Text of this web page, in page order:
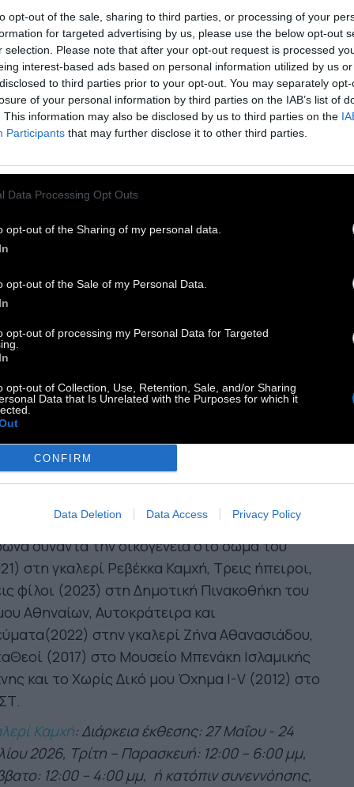
opt-out of the sale, sharing to third parties, or processing of your
for targeted advertising by us, please use the below opt-out
selection. Please note that after your opt-out request is processed
interest-based ads based on personal information utilized by us
to third parties prior to your opt-out. You may separately
of your personal information by third parties on the IAB’s list of
This information may also be disclosed by us to third parties on the
Participants that may further disclose it to other third parties.
Data Processing Opt Outs
opt-out of the Sharing of my personal data.
opt-out of the Sale of my Personal Data.
opt-out of processing my Personal Data for Targeted
opt-out of Collection, Use, Retention, Sale, and/or Sharing
Data that Is Unrelated with the Purposes for which it
CONFIRM
Data Deletion Data Access Privacy Policy
προσκαλώντας τον θεατή σε ένα ταξίδι
και μεταμόρφωσης.
τη διάρκεια της έκθεσης ο καλλιτέχνης θα
ψυχοπορτρέτα επισκεπτών ή/και των
τους!
έκθεσης ο καλλιτέχνης θα ζωγραφίζει
επισκεπτών ή/και των κατοικιδίων
συνεννόησης. Καλέστε στο 210 5233049
Γεωργίου γεννήθηκε στην Αθήνα το
το 1996 και συνέχισε στις σπουδές του στο
of Visual Arts της Νέας Υόρκης. Είναι
κυρίως για τη δουλειά του στη ζωγραφική
την φωτογραφία. Η πρακτική του εστιάζει στην
της προσωπικής και πνευματικής
της μετακίνησης και του ταξιδιού, και
με τον εαυτό και τον άλλον.
του Ναι (2023), Ο Πρίγκιπας με τη μπλε
συναντά την οικογένεια στο σώμα του
στη γκαλερί Ρεβέκκα Καμχή, Τρεις ήπειροι,
φίλοι (2023) στη Δημοτική Πινακοθήκη του
Αθηναίων, Αυτοκράτειρα και
στην γκαλερί Ζήνα Αθανασιάδου,
(2017) στο Μουσείο Μπενάκη Ισλαμικής
και το Χωρίς Δικό μου Όχημα I-V (2012) στο
Καμχή: Διάρκεια έκθεσης: 27 Μαΐου - 24
2026, Τρίτη – Παρασκευή: 12:00 – 6:00 μμ,
12:00 – 4:00 μμ, ή κατόπιν συνεννόησης,